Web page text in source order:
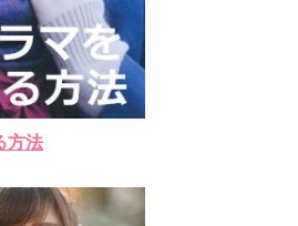
方法